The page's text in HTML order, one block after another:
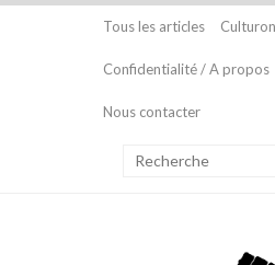
Tous les articles
Confidentialité / A propos
Nous contacter